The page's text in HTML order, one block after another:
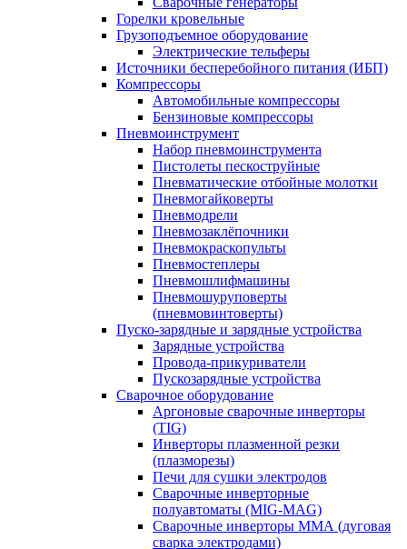
Горелки кровельные
Грузоподъемное оборудование
Электрические тельферы
Источники бесперебойного питания (ИБП)
Компрессоры
Автомобильные компрессоры
Бензиновые компрессоры
Пневмоинструмент
Набор пневмоинструмента
Пистолеты пескоструйные
Пневматические отбойные молотки
Пневмогайковерты
Пневмодрели
Пневмозаклёпочники
Пневмокраскопульты
Пневмостеплеры
Пневмошлифмашины
Пневмошуруповерты
(пневмовинтоверты)
Пуско-зарядные и зарядные устройства
Зарядные устройства
Провода-прикуриватели
Пускозарядные устройства
Сварочное оборудование
Аргоновые сварочные инверторы
(TIG)
Инверторы плазменной резки
(плазморезы)
Печи для сушки электродов
Сварочные инверторные
полуавтоматы (MIG-MAG)
Сварочные инверторы ММА (дуговая
сварка электродами)